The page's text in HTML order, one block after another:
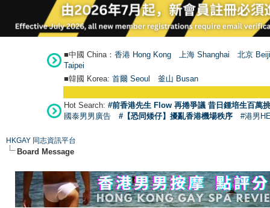
■中國 China： 香港 Hong Kong 上海 Shanghai
北京
Taipei
■韓國 Korea: 首爾 Seoul 釜山 Busan
Hot Search: #前香港先生 Flow 再捲爭議 昔日鍾培生百萬
國泰男男廣告
#【恐同矮仔】擾亂香港機場秩序 #港男
HKGAY 同志資訊平台
Board Message